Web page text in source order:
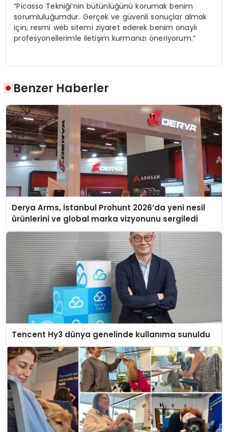
“Picasso Tekniği’nin bütünlüğünü korumak benim
sorumluluğumdur. Gerçek ve güvenli sonuçlar almak
için, resmi web sitemi ziyaret ederek benim onaylı
profesyonellerimle iletişim kurmanızı öneriyorum.”
Benzer Haberler
Derya Arms, İstanbul Prohunt 2026’da yeni nesil
ürünlerini ve global marka vizyonunu sergiledi
Tencent Hy3 dünya genelinde kullanıma sunuldu